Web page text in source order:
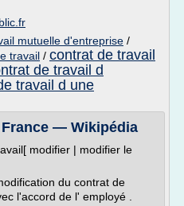
mutuelle d'entreprise /
travail / contrat de travail
de travail d
travail d une
— Wikipédia
modifier | modifier le
du contrat de
l'accord de l' employé .